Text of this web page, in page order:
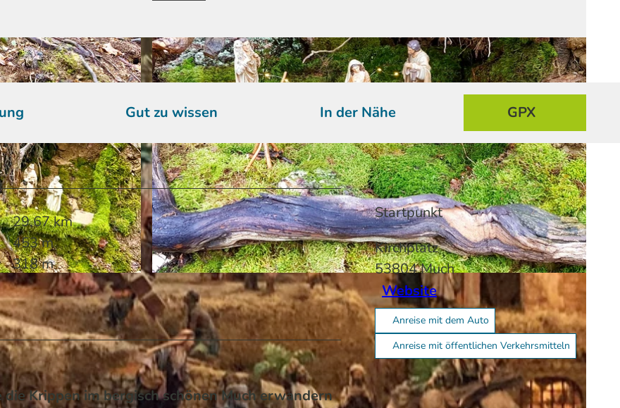
© Patricia Wermeister | KI-optimiert
Gut zu wissen In der Nähe GPX
29,67 km
453 m
318 m
Krippen im bergisch schönen Much erwandern
Startpunkt
Kirchplatz
53804Much
Website
Anreise mit dem Auto
Anreise mit öffentlichen Verkehrsmitteln